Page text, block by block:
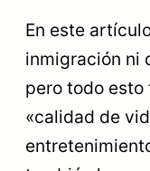
En este
inmigración ni
pero todo esto
«calidad de